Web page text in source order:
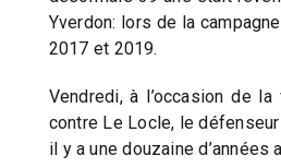
Yverdon: lors de la
2017 et 2019.
Vendredi, à l’occasion de
contre Le Locle, le
il y a une douzaine d’années